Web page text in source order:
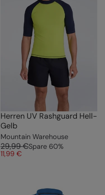
Herren UV Rashguard Hell-
Gelb
Mountain Warehouse
29,99 €Spare 60%
11,99 €